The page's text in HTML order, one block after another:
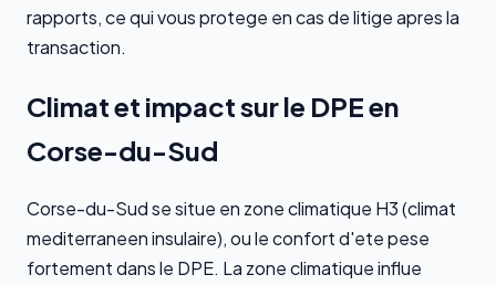
rapports, ce qui vous protege en cas de litige apres la
transaction.
Climat et impact sur le DPE en
Corse-du-Sud
Corse-du-Sud se situe en zone climatique H3 (climat
mediterraneen insulaire), ou le confort d'ete pese
fortement dans le DPE. La zone climatique influe